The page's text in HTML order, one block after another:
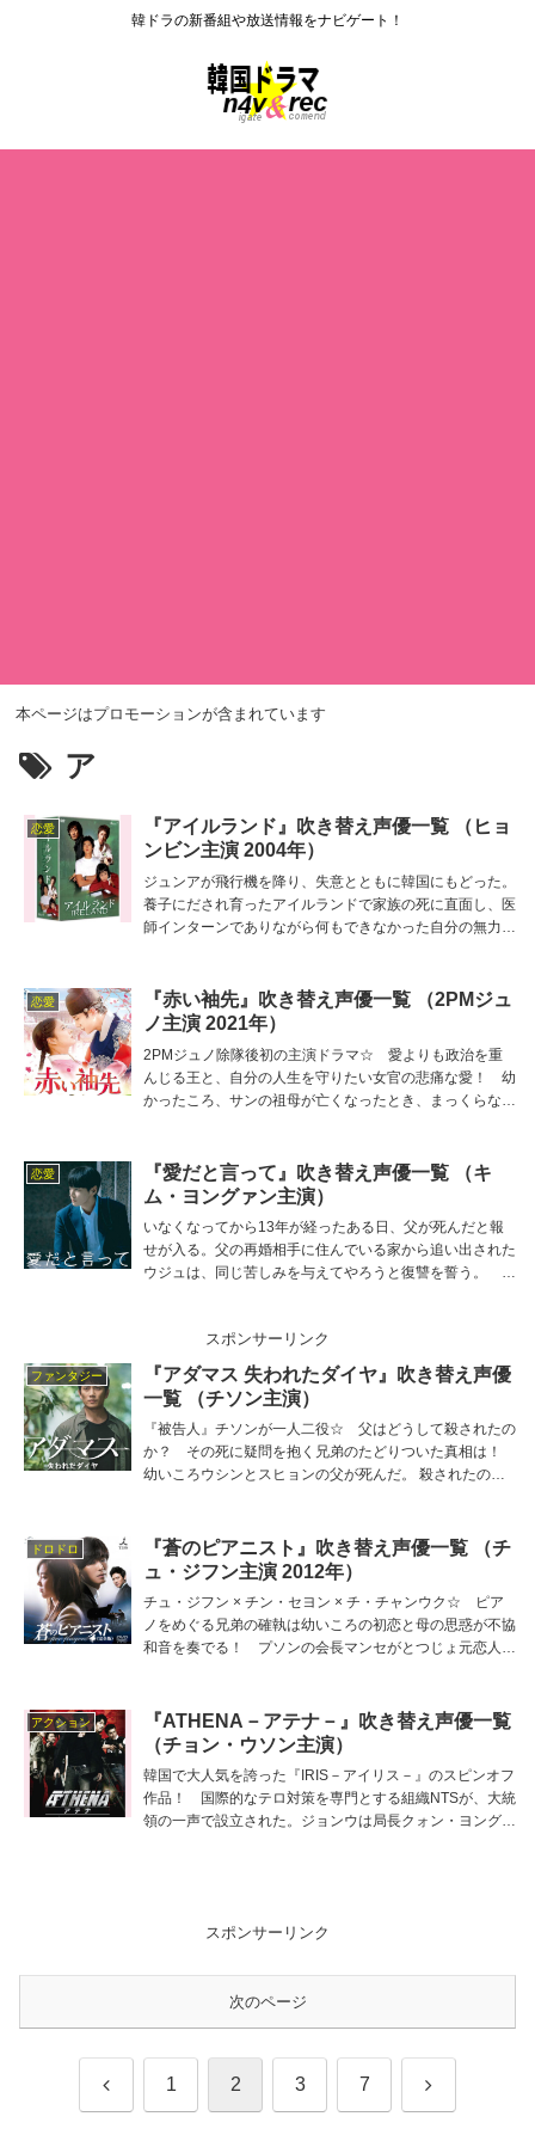
韓ドラの新番組や放送情報をナビゲート！
本ページはプロモーションが含まれています
ア
恋愛
『アイルランド』吹き替え声優一覧 （ヒョ
ンビン主演 2004年）
ジュンアが飛行機を降り、失意とともに韓国にもどった。
養子にだされ育ったアイルランドで家族の死に直面し、医
師インターンでありながら何もできなかった自分の無力さ
出演者は山田里奈、杉本ゆう、岸祐二、上城龍也など。
恋愛
『赤い袖先』吹き替え声優一覧 （2PMジュ
ノ主演 2021年）
2PMジュノ除隊後初の主演ドラマ☆ 愛よりも政治を重
んじる王と、自分の人生を守りたい女官の悲痛な愛！ 幼
かったころ、サンの祖母が亡くなったとき、まっくらな夜
唯菜、吉野貴大、菊池通武、八百屋杏など。
恋愛
『愛だと言って』吹き替え声優一覧 （キ
ム・ヨングァン主演）
いなくなってから13年が経ったある日、父が死んだと報
せが入る。父の再婚相手に住んでいる家から追い出された
ウジュは、同じ苦しみを与えてやろうと復讐を誓う。 主
スポンサーリンク
ファンタジー
『アダマス 失われたダイヤ』吹き替え声優
一覧 （チソン主演）
『被告人』チソンが一人二役☆ 父はどうして殺されたの
か？ その死に疑問を抱く兄弟のたどりついた真相は！
幼いころウシンとスヒョンの父が死んだ。 殺されたのだ
は園崎未恵、古谷佳乃、高瀬右光、國分和人、竹田雅則な
ど。
ドロドロ
『蒼のピアニスト』吹き替え声優一覧 （チ
ュ・ジフン主演 2012年）
チュ・ジフン × チン・セヨン × チ・チャンウク☆ ピア
ノをめぐる兄弟の確執は幼いころの初恋と母の思惑が不協
和音を奏でる！ プソンの会長マンセがとつじょ元恋人と
佑、楠見藍子、田中敦子、木下浩之、宮内敦士、板取政明
など。
アクション
『ATHENA－アテナ－』吹き替え声優一覧
（チョン・ウソン主演）
韓国で大人気を誇った『IRIS－アイリス－』のスピンオフ
作品！ 国際的なテロ対策を専門とする組織NTSが、大統
領の一声で設立された。ジョンウは局長クォン・ヨングァ
スポンサーリンク
次のページ
前 1 2 3 7 次